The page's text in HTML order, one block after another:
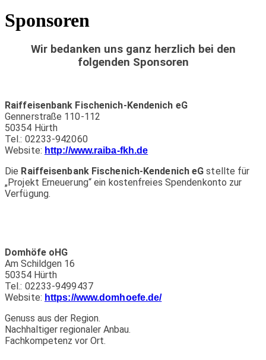
Sponsoren
Wir bedanken uns ganz herzlich bei den
folgenden Sponsoren
Raiffeisenbank Fischenich-Kendenich eG
Gennerstraße 110-112
50354 Hürth
Tel.: 02233-942060
Website: http://www.raiba-fkh.de
Die Raiffeisenbank Fischenich-Kendenich eGstellte für
„Projekt Erneuerung“ ein kostenfreies Spendenkonto zur
Verfügung.
Domhöfe oHG
Am Schildgen 16
50354 Hürth
Tel.: 02233-9499437
Website: https://www.domhoefe.de/
Genuss aus der Region.
Nachhaltiger regionaler Anbau.
Fachkompetenz vor Ort.